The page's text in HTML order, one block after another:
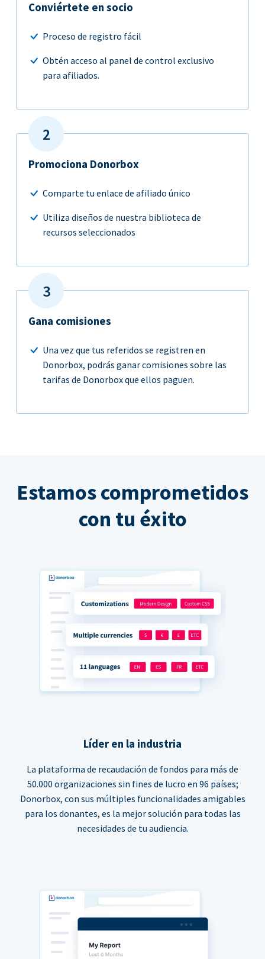
Conviértete en socio
Proceso de registro fácil
Obtén acceso al panel de control exclusivo
para afiliados.
Promociona Donorbox
Comparte tu enlace de afiliado único
Utiliza diseños de nuestra biblioteca de
recursos seleccionados
Gana comisiones
Una vez que tus referidos se registren en
Donorbox, podrás ganar comisiones sobre las
tarifas de Donorbox que ellos paguen.
Estamos comprometidos
con tu éxito
Líder en la industria
La plataforma de recaudación de fondos para más de
50.000 organizaciones sin fines de lucro en 96 países;
Donorbox, con sus múltiples funcionalidades amigables
para los donantes, es la mejor solución para todas las
necesidades de tu audiencia.